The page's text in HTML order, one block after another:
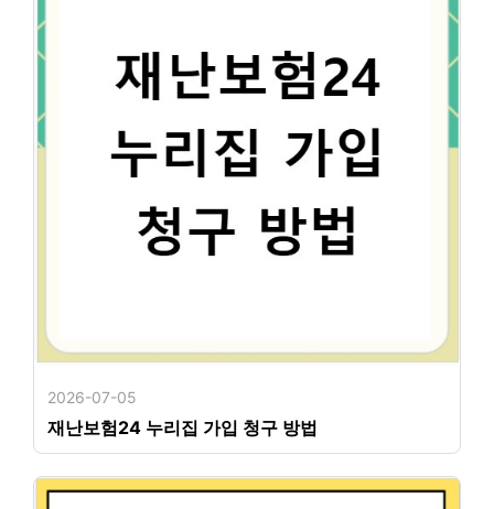
2026-07-05
재난보험24 누리집 가입 청구 방법